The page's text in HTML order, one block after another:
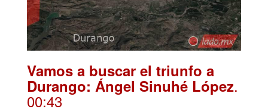
Vamos a buscar el triunfo a
Durango: Ángel Sinuhé López.
00:43